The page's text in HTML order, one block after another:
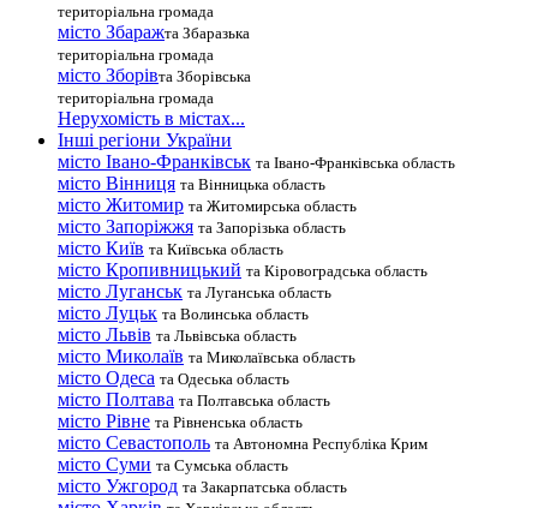
територіальна громада
місто Збаражта Збаразька
територіальна громада
місто Зборівта Зборівська
територіальна громада
Нерухомість в містах...
Інші регіони України
місто Івано-Франківськ та Івано-Франківська область
місто Вінниця та Вінницька область
місто Житомир та Житомирська область
місто Запоріжжя та Запорізька область
місто Київ та Київська область
місто Кропивницький та Кіровоградська область
місто Луганськ та Луганська область
місто Луцьк та Волинська область
місто Львів та Львівська область
місто Миколаїв та Миколаївська область
місто Одеса та Одеська область
місто Полтава та Полтавська область
місто Рівне та Рівненська область
місто Севастополь та Автономна Республіка Крим
місто Суми та Сумська область
місто Ужгород та Закарпатська область